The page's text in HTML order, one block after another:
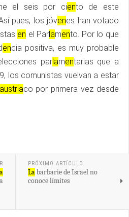
el seis por ciento de este
pues, los jóvenes han votado
en el Parlamento. Por lo que
encia positiva, es muy probable
parlamentarias que a
los comunistas vuelvan a estar
austriaco por primera vez desde
PRÓXIMO ARTÍCULO
Labarbarie de Israel no
conoce límites